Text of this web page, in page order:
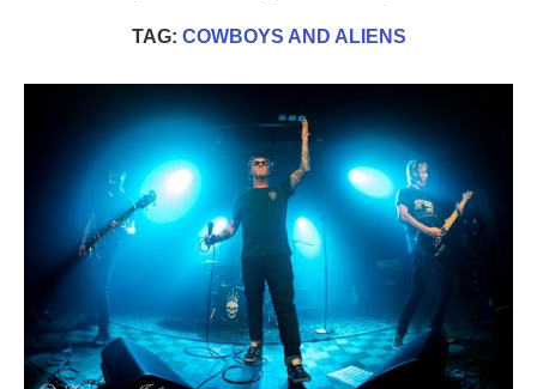
TAG: COWBOYS AND ALIENS